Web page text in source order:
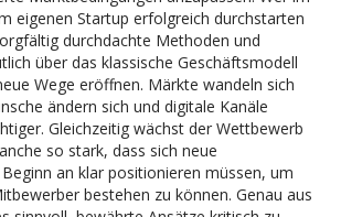
eigenen Startup erfolgreich durchstarten
durchdachte Methoden und
über das klassische Geschäftsmodell
Wege eröffnen. Märkte wandeln sich
ändern sich und digitale Kanäle
Gleichzeitig wächst der Wettbewerb
so stark, dass sich neue
an klar positionieren müssen, um
bestehen zu können. Genau aus